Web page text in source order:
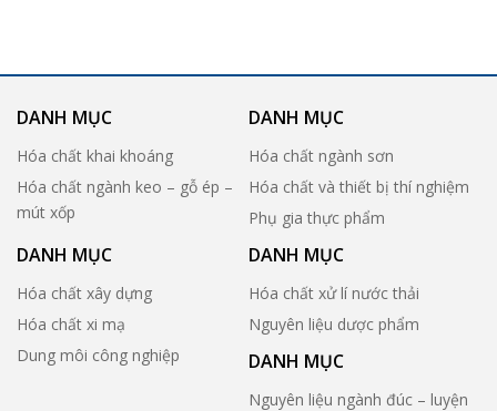
DANH MỤC
Hóa chất khai khoáng
Hóa chất ngành keo – gỗ ép –
mút xốp
DANH MỤC
Hóa chất ngành sơn
Hóa chất và thiết bị thí nghiệm
Phụ gia thực phẩm
DANH MỤC
Hóa chất xây dựng
Hóa chất xi mạ
Dung môi công nghiệp
DANH MỤC
Hóa chất xử lí nước thải
Nguyên liệu dược phẩm
DANH MỤC
Nguyên liệu ngành đúc – luyện